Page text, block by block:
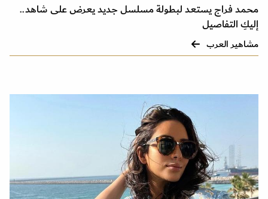
محمد فراج يستعد لبطولة مسلسل جديد يعرض على شاهد..
إليكِ التفاصيل
مشاهير العرب